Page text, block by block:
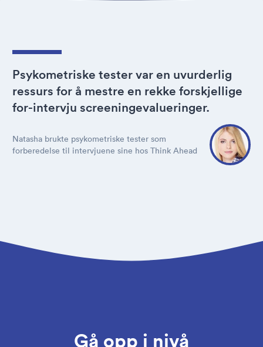
Psykometriske tester var en uvurderlig
ressurs for å mestre en rekke forskjellige
for-intervju screeningevalueringer.
Natasha brukte psykometriske tester som
forberedelse til intervjuene sine hos Think Ahead
Gå opp i nivå